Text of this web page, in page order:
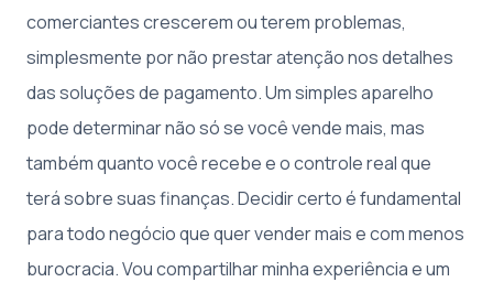
comerciantes crescerem ou terem problemas,
simplesmente por não prestar atenção nos detalhes
das soluções de pagamento. Um simples aparelho
pode determinar não só se você vende mais, mas
também quanto você recebe e o controle real que
terá sobre suas finanças. Decidir certo é fundamental
para todo negócio que quer vender mais e com menos
burocracia. Vou compartilhar minha experiência e um